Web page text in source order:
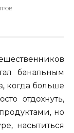
банальным
когда больше
отдохнуть,
но
насытиться